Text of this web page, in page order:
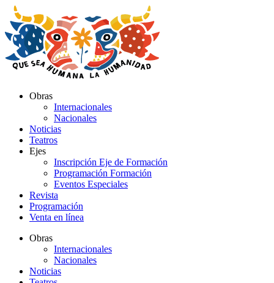
al
contenido
Obras
Internacionales
Nacionales
Noticias
Teatros
Ejes
Inscripción Eje de Formación
Programación Formación
Eventos Especiales
Revista
Programación
Venta en línea
Obras
Internacionales
Nacionales
Noticias